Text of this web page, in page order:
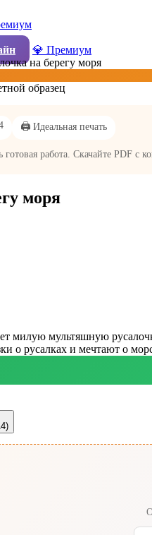
💎 Премиум
на берегу моря
🖨️ Идеальная печать
работа. Скачайте PDF с
моря
милую мультяшную
о русалках и мечтают о